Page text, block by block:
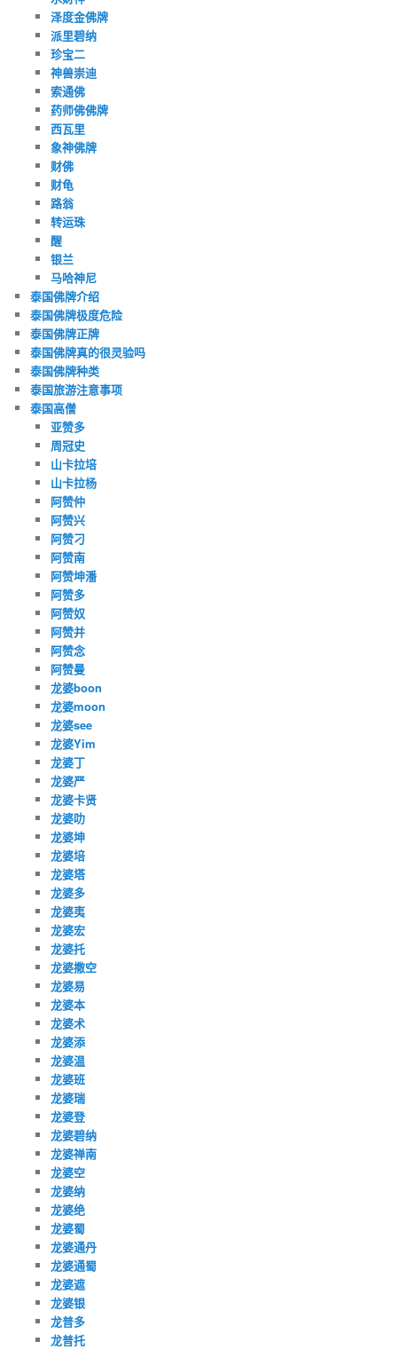
泽度金佛牌
派里碧纳
珍宝二
神兽崇迪
索通佛
药师佛佛牌
西瓦里
象神佛牌
财佛
财龟
路翁
转运珠
醒
银兰
马哈神尼
泰国佛牌介绍
泰国佛牌极度危险
泰国佛牌正牌
泰国佛牌真的很灵验吗
泰国佛牌种类
泰国旅游注意事项
泰国高僧
亚赞多
周冠史
山卡拉培
山卡拉杨
阿赞仲
阿赞兴
阿赞刁
阿赞南
阿赞坤潘
阿赞多
阿赞奴
阿赞并
阿赞念
阿赞曼
龙婆boon
龙婆moon
龙婆see
龙婆Yim
龙婆丁
龙婆严
龙婆卡贤
龙婆叻
龙婆坤
龙婆培
龙婆塔
龙婆多
龙婆夷
龙婆宏
龙婆托
龙婆撒空
龙婆易
龙婆本
龙婆术
龙婆添
龙婆温
龙婆班
龙婆瑞
龙婆登
龙婆碧纳
龙婆禅南
龙婆空
龙婆纳
龙婆绝
龙婆蜀
龙婆通丹
龙婆通蜀
龙婆遮
龙婆银
龙普多
龙普托